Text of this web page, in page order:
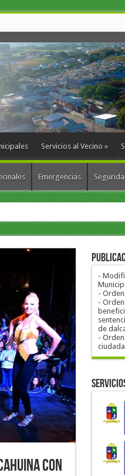
Servicios al Vecino »
Emergencias
Chiloé
con
-
-
-
de
-